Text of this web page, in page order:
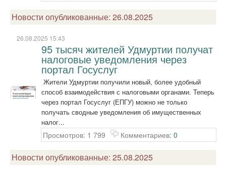
Новости опубликованные: 26.08.2025
26.08.2025 15:43
95 тысяч жителей Удмуртии получат
налоговые уведомления через
портал Госуслуг
Жители Удмуртии получили новый, более удобный
способ взаимодействия с налоговыми органами. Теперь
через портал Госуслуг (ЕПГУ) можно не только
получать сводные уведомления об имущественных
налог...
Просмотров: 1 799 Комментариев: 0
Новости опубликованные: 25.08.2025